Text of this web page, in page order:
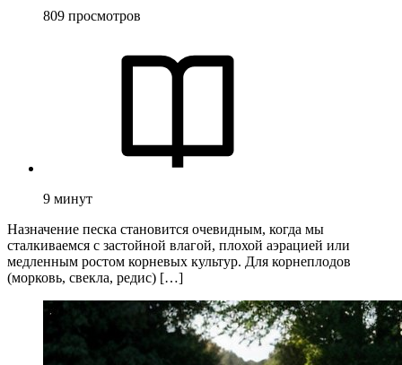
809 просмотров
9 минут
Назначение песка становится очевидным, когда мы
сталкиваемся с застойной влагой, плохой аэрацией или
медленным ростом корневых культур. Для корнеплодов
(морковь, свекла, редис) […]